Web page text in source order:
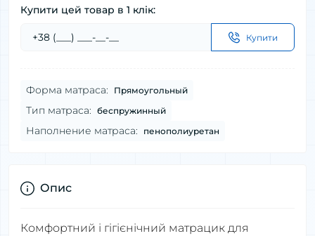
Купити цей товар в 1 клік:
Купити
Форма матраса: Прямоугольный
Тип матраса: беспружинный
Наполнение матраса: пенополиуретан
Опис
Комфортний і гігієнічний матрацик для